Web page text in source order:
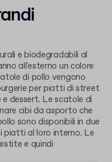
e biodegradabili al
all'esterno un colore
di pollo vengono
per piatti di street
dessert. Le scatole di
cibi da asporto che
sono disponibili in due
piatti al loro interno. Le
e quindi